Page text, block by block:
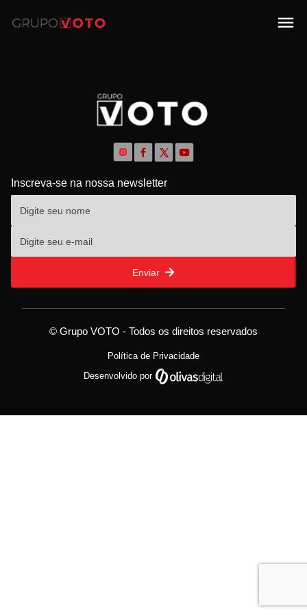
Inscreva-se na nossa newsletter
Enviar
© Grupo VOTO - Todos os direitos reservados
Política de Privacidade
Desenvolvido por